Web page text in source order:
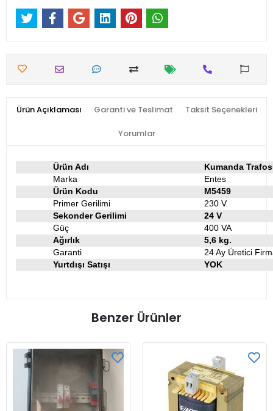
Ürün Açıklaması Garanti ve Teslimat Taksit Seçenekleri
Yorumlar
Ürün Adı
Kumanda
Marka
Entes
Ürün Kodu
M5459
Primer Gerilimi
230 V
Sekonder Gerilimi
24 V
Güç
400 VA
Ağırlık
5,6 kg.
Garanti
24 Ay Üretici
Yurtdışı Satışı
YOK
Benzer Ürünler